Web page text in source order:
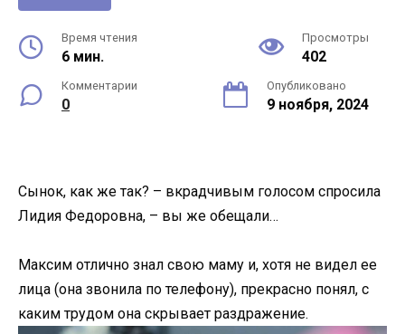
Время чтения
6 мин.
Просмотры
402
Комментарии
0
Опубликовано
9 ноября, 2024
Сынок, как же так? – вкрадчивым голосом спросила
Лидия Федоровна, – вы же обещали…
Максим отлично знал свою маму и, хотя не видел ее
лица (она звонила по телефону), прекрасно понял, с
каким трудом она скрывает раздражение.